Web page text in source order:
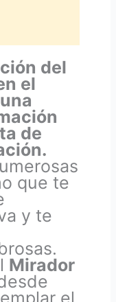
del
el
de
que te
y te
Mirador
el